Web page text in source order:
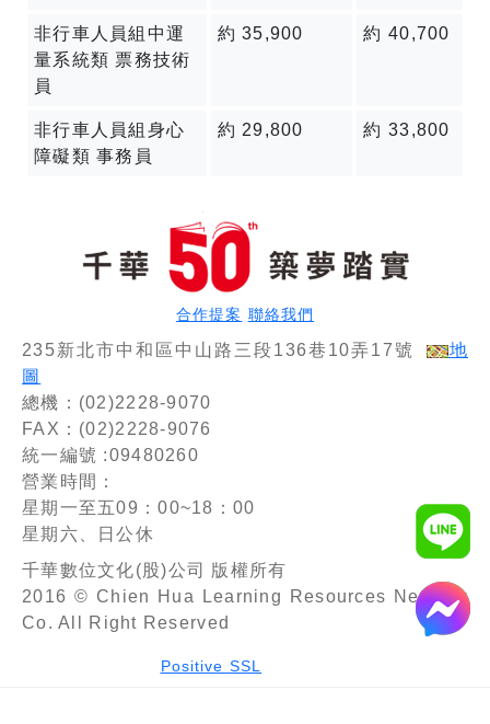
非行車人員組中運
量系統類 票務技術
員
約 35,900 約 40,700
非行車人員組身心
障礙類 事務員
約 29,800 約 33,800
合作提案 聯絡我們
235新北市中和區中山路三段136巷10弄17號
地
圖
總機：(02)2228-9070
FAX：(02)2228-9076
統一編號 :09480260
營業時間：
星期一至五09：00~18：00
星期六、日公休
千華數位文化(股)公司 版權所有
2016 © Chien Hua Learning Resources Network
Co. All Right Reserved
Positive SSL